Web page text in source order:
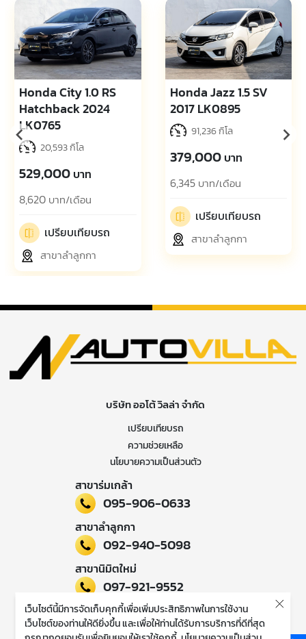
Honda City 1.0 RS
Hatchback 2024
LK0765
20,593 กิโล
529,000 บาท
8,620 บาท/เดือน
เปรียบเทียบรถ
สาขาลำลูกกา
Honda Jazz 1.5 SV
2017 LK0895
91,236 กิโล
379,000 บาท
6,345 บาท/เดือน
เปรียบเทียบรถ
สาขาลำลูกกา
บริษัท ออโต้ วิลล่า จำกัด
เปรียบเทียบรถ
ความช่วยเหลือ
นโยบายความเป็นส่วนตัว
สาขาร่มเกล้า
095-906-0633
สาขาลำลูกกา
092-940-5098
สาขานิมิตใหม่
097-921-9552
ติดตามข่าวสารของเรา
เว็บไซต์นี้มีการจัดเก็บคุกกี้เพื่อเพิ่มประสิทธิภาพในการใช้งาน
เว็บไซต์ของท่านให้ดียิ่งขึ้น และเพื่อให้ท่านได้รับการบริการที่ดีที่สุด